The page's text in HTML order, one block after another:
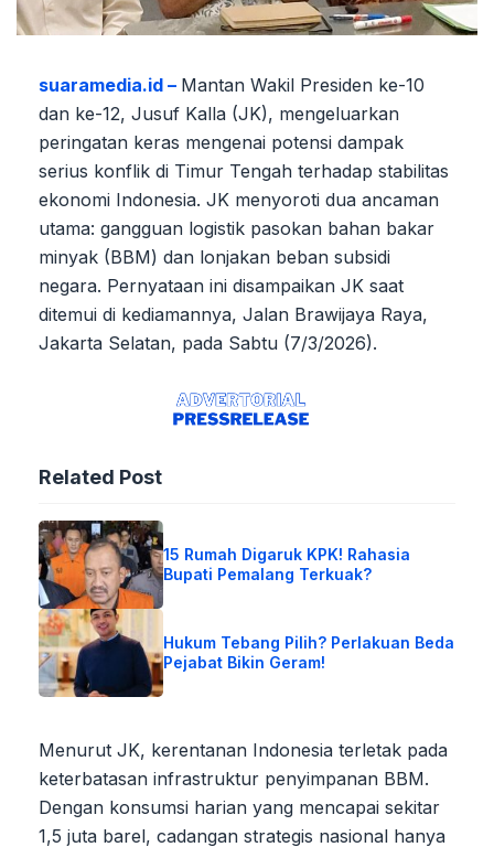
suaramedia.id – Mantan Wakil Presiden ke-10
dan ke-12, Jusuf Kalla (JK), mengeluarkan
peringatan keras mengenai potensi dampak
serius konflik di Timur Tengah terhadap stabilitas
ekonomi Indonesia. JK menyoroti dua ancaman
utama: gangguan logistik pasokan bahan bakar
minyak (BBM) dan lonjakan beban subsidi
negara. Pernyataan ini disampaikan JK saat
ditemui di kediamannya, Jalan Brawijaya Raya,
Jakarta Selatan, pada Sabtu (7/3/2026).
Related Post
15 Rumah Digaruk KPK! Rahasia
Bupati Pemalang Terkuak?
Hukum Tebang Pilih? Perlakuan Beda
Pejabat Bikin Geram!
Menurut JK, kerentanan Indonesia terletak pada
keterbatasan infrastruktur penyimpanan BBM.
Dengan konsumsi harian yang mencapai sekitar
1,5 juta barel, cadangan strategis nasional hanya